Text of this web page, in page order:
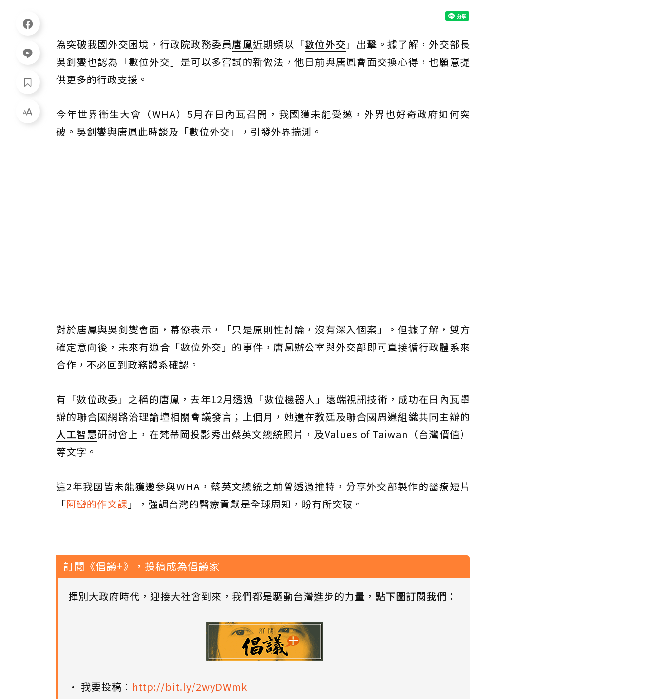
為突破我國外交困境，行政院政務委員唐鳳近期頻以「數位外交 」出擊。據了解，外交部長
吳釗燮也認為「數位外交」是可以多嘗試的新做法，他日前與唐鳳會面交換心得，也願意提
供更多的行政支援。
今年世界衛生大會（WHA）5月在日內瓦召開，我國獲未能受邀，外界也好奇政府如何突
破。吳釗燮與唐鳳此時談及「數位外交」，引發外界揣測。
對於唐鳳與吳釗燮會面，幕僚表示，「只是原則性討論，沒有深入個案」。但據了解，雙方
確定意向後，未來有適合「數位外交」的事件，唐鳳辦公室與外交部即可直接循行政體系來
合作，不必回到政務體系確認。
有「數位政委」之稱的唐鳳，去年12月透過「數位機器人」遠端視訊技術，成功在日內瓦舉
辦的聯合國網路治理論壇相關會議發言；上個月，她還在教廷及聯合國周邊組織共同主辦的
人工智慧研討會上，在梵蒂岡投影秀出蔡英文總統照片，及Values of Taiwan（台灣價值）
等文字。
這2年我國皆未能獲邀參與WHA，蔡英文總統之前曾透過推特，分享外交部製作的醫療短片
「阿巒的作文課 」，強調台灣的醫療貢獻是全球周知，盼有所突破。
訂閱《倡議+》，投稿成為倡議家
揮別大政府時代，迎接大社會到來，我們都是驅動台灣進步的力量， 點下圖訂閱我們 ：
• 我要投稿： http://bit.ly/2wyDWmk